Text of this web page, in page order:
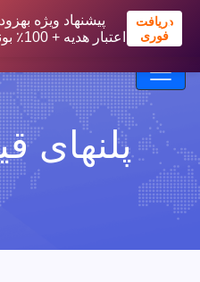
دریافت
فوری
اعتبار هدیه + 100٪ بونوس اولین شارژ را دریافت کنید
دریافت
فوری
پلنهای